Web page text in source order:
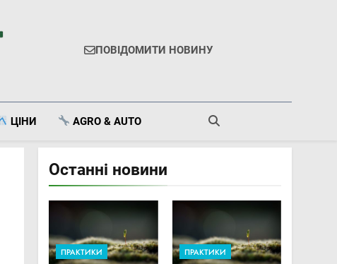
ПОВІДОМИТИ НОВИНУ
ЦІНИ AGRO & AUTO
Останні новини
ПРАКТИКИ ПРАКТИКИ